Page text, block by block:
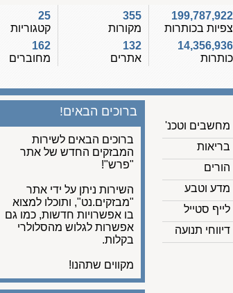
199,787,922
צפיות בכותרות
14,356,936
כותרות
355
מקורות
132
אתרים
25
קטגוריות
162
מחוברים
מחשבים וטכנ'
בריאות
הורים
מדע וטבע
לייף סטייל
דיווחי תנועה
ברוכים הבאים!
ברוכים הבאים לשירות
המבזקים החדש של אתר
"פרש"!
השירות ניתן על ידי אתר
"מבזקים.נט", ותוכלו למצוא
בו אפשרויות חדשות, כמו גם
אפשרות לגלוש מהסלולרי
בקלות.
מקווים שתהנו!